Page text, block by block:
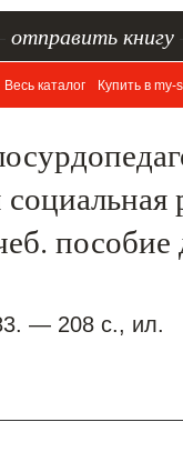
отправить книгу
Весь каталог Купить в my-
пособие
— 208 с., ил.